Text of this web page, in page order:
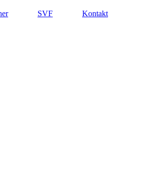
SVF Kontakt